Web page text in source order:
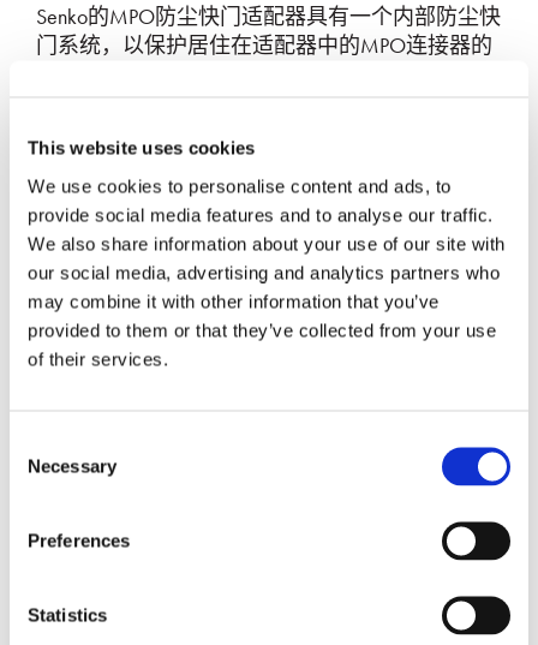
This website uses cookies
We use cookies to personalise content and ads, to
provide social media features and to analyse our traffic.
We also share information about your use of our site with
our social media, advertising and analytics partners who
may combine it with other information that you’ve
provided to them or that they’ve collected from your use
of their services.
Selection
Necessary
Preferences
Statistics
Senko的MPO防尘快门适配器具有一个内部防尘快
门系统，以保护居住在适配器中的MPO连接器的
防护激光和灰尘
内部双挡片设计
可选配法兰型，或无法兰型
可键位居中，或键位偏置
前部接受母 MPO/后部接受公 MPO